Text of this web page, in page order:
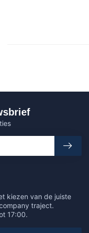
kiezen van de juiste
traject.
17:00.